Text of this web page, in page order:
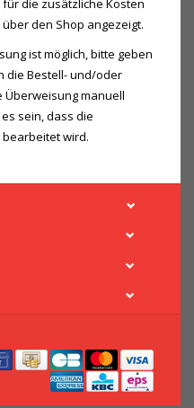
die zusätzliche Kosten
den Shop angezeigt.
ist möglich, bitte geben
die Bestell- und/oder
Überweisung manuell
sein, dass die
bearbeitet wird.